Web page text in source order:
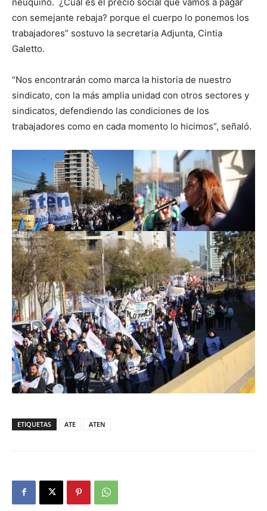
con semejante rebaja? porque el cuerpo lo ponemos los
trabajadores” sostuvo la secretaria Adjunta, Cintia
Galetto.
“Nos encontrarán como marca la historia de nuestro
sindicato, con la más amplia unidad con otros sectores y
sindicatos, defendiendo las condiciones de los
trabajadores como en cada momento lo hicimos”, señaló.
ETIQUETAS ATE ATEN